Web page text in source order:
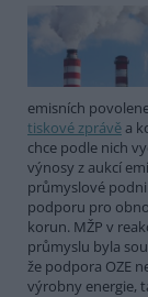
emisních
tiskové zprávě a
chce podle nich
výnosy z aukcí
průmyslové
podporu pro
korun. MŽP v
průmyslu byla
že podpora OZE
výrobny energie,